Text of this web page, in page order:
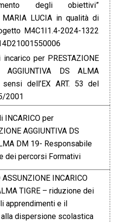
degli obiettivi”
MARIA LUCIA in qualità di
M4C1I1.4-2024-1322
per PRESTAZIONE
AGGIUNTIVA DS ALMA
sensi dell’EX ART. 53 del
2001
INCARICO per
AGGIUNTIVA DS
DM 19- Responsabile
dei percorsi Formativi
ASSUNZIONE INCARICO
TIGRE – riduzione dei
apprendimenti e il
dispersione scolastica